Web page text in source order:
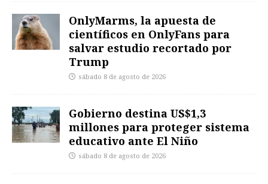
OnlyMarms, la apuesta de
científicos en OnlyFans para
salvar estudio recortado por
Trump
sábado 8 de agosto de 2026
Gobierno destina US$1,3
millones para proteger sistema
educativo ante El Niño
sábado 8 de agosto de 2026